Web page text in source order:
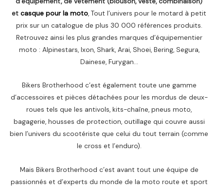
et casque pour la moto , Tout l’univers pour le motard à petit
prix sur un catalogue de plus 30 000 références produits.
Retrouvez ainsi les plus grandes marques d’équipementier
moto : Alpinestars, Ixon, Shark, Arai, Shoei, Bering, Segura,
Dainese, Furygan…
Bikers Brotherhood c’est également toute une gamme
d’accessoires et pièces détachées pour les mordus de deux-
roues tels que les antivols, kits-chaîne, pneus moto,
bagagerie, housses de protection, outillage qui couvre aussi
bien l’univers du scootériste que celui du tout terrain (comme
le cross et l’enduro).
Mais Bikers Brotherhood c’est avant tout une équipe de
passionnés et d’experts du monde de la moto route et sport